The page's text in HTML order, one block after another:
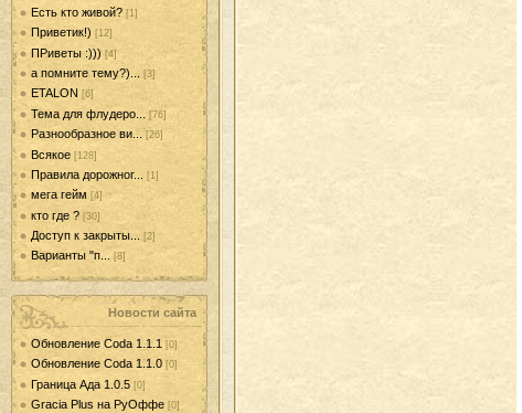
Есть кто живой? [1]
Приветик!) [12]
ПРиветы :))) [4]
а помните тему?)... [3]
ETALON [6]
Тема для флудеро... [76]
Разнообразное ви... [26]
Всякое [128]
Правила дорожног... [1]
мега гейм [4]
кто где ? [30]
Доступ к закрыты... [2]
Варианты "п... [8]
Новости сайта
Обновление Coda 1.1.1 [0]
Обновление Coda 1.1.0 [0]
Граница Ада 1.0.5 [0]
Gracia Plus на РуОффе [0]